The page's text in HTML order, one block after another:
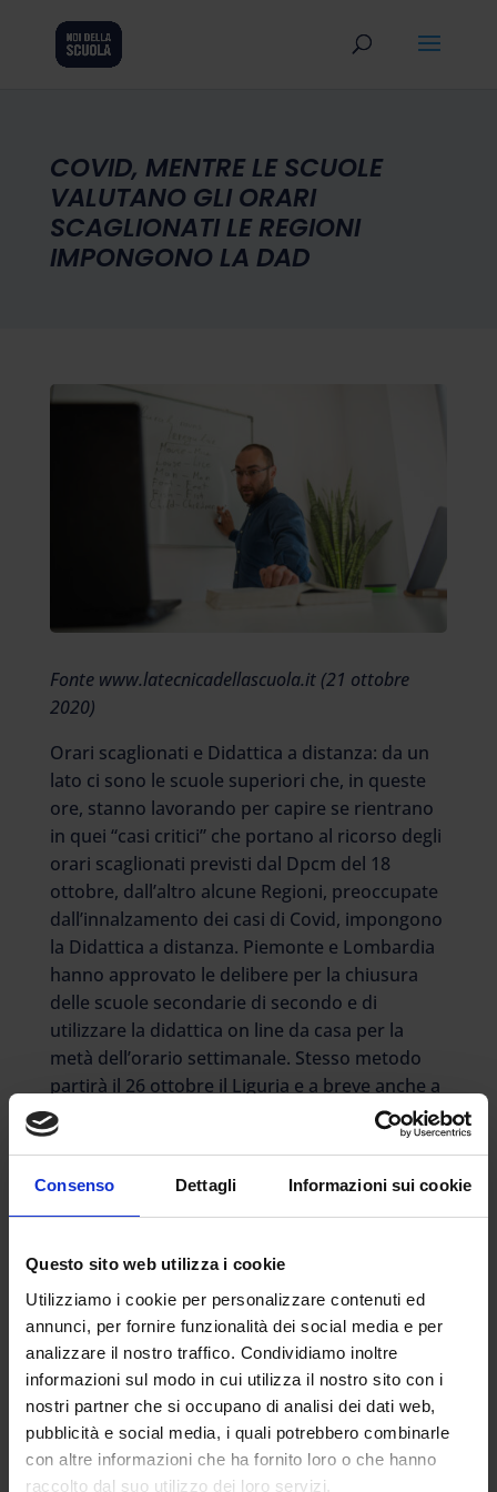
Consenso Dettagli Informazioni sui cookie
Questo sito web utilizza i cookie
Utilizziamo i cookie per personalizzare contenuti ed
annunci, per fornire funzionalità dei social media e per
analizzare il nostro traffico. Condividiamo inoltre
informazioni sul modo in cui utilizza il nostro sito con i
nostri partner che si occupano di analisi dei dati web,
pubblicità e social media, i quali potrebbero combinarle
con altre informazioni che ha fornito loro o che hanno
raccolto dal suo utilizzo dei loro servizi.
COVID, MENTRE LE SCUOLE
VALUTANO GLI ORARI
SCAGLIONATI LE REGIONI
IMPONGONO LA DAD
Fonte www.latecnicadellascuola.it (21 ottobre
2020)
Orari scaglionati e Didattica a distanza: da un
lato ci sono le scuole superiori che, in queste
ore, stanno lavorando per capire se rientrano
in quei “casi critici” che portano al ricorso degli
orari scaglionati previsti dal Dpcm del 18
ottobre, dall’altro alcune Regioni, preoccupate
dall’innalzamento dei casi di Covid, impongono
la Didattica a distanza. Piemonte e Lombardia
hanno approvato le delibere per la chiusura
delle scuole secondarie di secondo e di
utilizzare la didattica on line da casa per la
metà dell’orario settimanale. Stesso metodo
partirà il 26 ottobre il Liguria e a breve anche a
Bergamo. Dalla Puglia il presidente Michele
Emiliano ha scritto al ministero dell’Istruzione
andamento della situazione epidemiologica in
Puglia, del particolare rischio di diffusione del
contagio e delle situazioni critiche evidenziate
correlate al notevole aumento dell’utilizzo dei
mezzi pubblici in concomitanza con l’apertura
delle scuole, segnalo l’urgenza di adottare
forme flessibili nell’organizzazione dell’attività
didattica, come previsto dal dpcm 18 ottobre
2020 (rimodulazione orari ingresso e uscita,
didattica integrata digitale, turni pomeridiani),